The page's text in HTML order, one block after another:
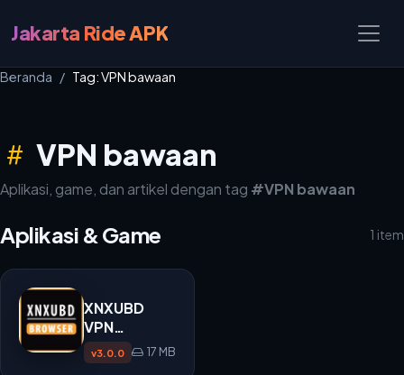
Jakarta Ride APK
Beranda Tag: VPN bawaan
VPN bawaan
Aplikasi, game, dan artikel dengan tag #VPN bawaan
Aplikasi & Game 1 item
XNXUBD
VPN
Browser
APK 3.0.0
v3.0.0 17 MB